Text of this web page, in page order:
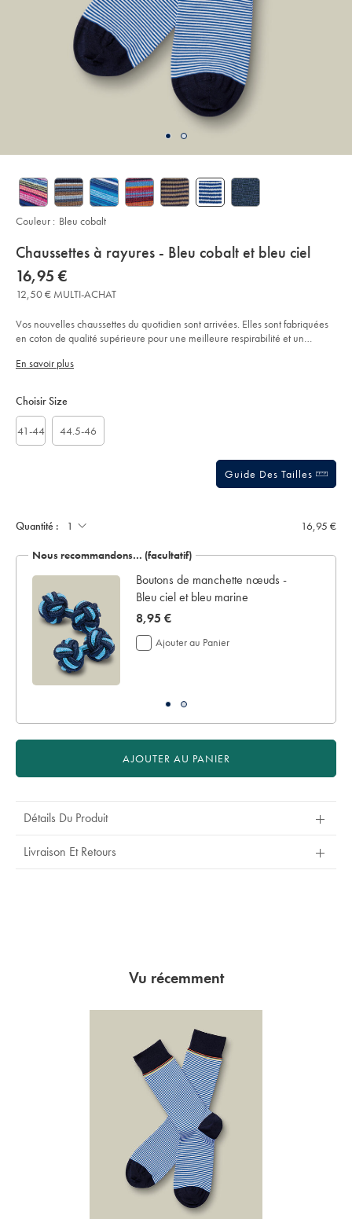
details
about
product:
Chaussettes à rayures - Bleu cobalt et bleu ciel
Details
https://www.charlestyrwhitt.com/fr/chaussettes-
%C3%A0-
rayures-
bleu-
cobalt-
et-
ciel/ACK0436COB.html?
sourceCode=frdefault
now
16,95
€
16,95 €
12,50 € MULTI-ACHAT
Vos nouvelles chaussettes du quotidien sont arrivées. Elles sont fabriquées
en coton de qualité supérieure pour une meilleure respirabilité et un
En savoir plus
Couleur : Bleu cobalt
Actions
cart
Choisir Size
41-44 44.5-46
Guide Des Tailles
écrin
de
Quantité : 16,95 €
Nous recommandons… (facultatif)
Boutons de manchette nœuds -
Bleu ciel et bleu marine
now
8,95
€
8,95 €
Ajouter au Panier
AJOUTER AU PANIER
Détails Du Produit
Livraison Et Retours
Vu récemment